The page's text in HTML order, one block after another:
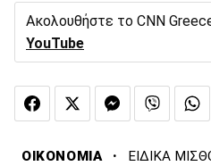
Ακολουθήστε το CNN
YouTube
ΟΙΚΟΝΟΜΙΑ · ΕΙΔΙΚΑ